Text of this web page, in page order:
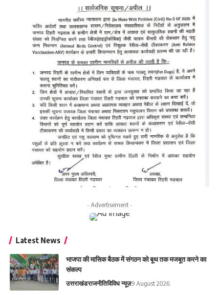
- Advertisement -
Latest News
भाजपा की मासिक बैठक में संगठन को बूथ तक मजबूत करने का
संकल्प
उत्तराखंडराजनीतिविविध न्यूज़9 August 2026